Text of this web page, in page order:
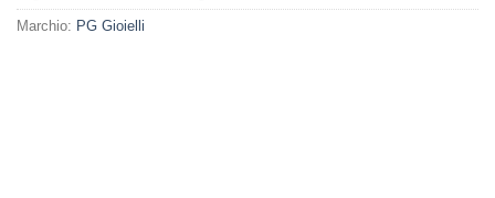
Marchio: PG Gioielli